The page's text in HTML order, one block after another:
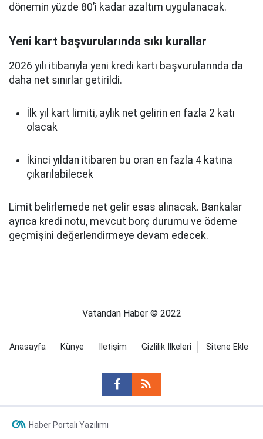
dönemin yüzde 80’i kadar azaltım uygulanacak.
Yeni kart başvurularında sıkı kurallar
2026 yılı itibarıyla yeni kredi kartı başvurularında da
daha net sınırlar getirildi.
İlk yıl kart limiti, aylık net gelirin en fazla 2 katı
olacak
İkinci yıldan itibaren bu oran en fazla 4 katına
çıkarılabilecek
Limit belirlemede net gelir esas alınacak. Bankalar
ayrıca kredi notu, mevcut borç durumu ve ödeme
geçmişini değerlendirmeye devam edecek.
Vatandan Haber © 2022
Anasayfa Künye İletişim Gizlilik İlkeleri Sitene Ekle
Haber Portalı Yazılımı